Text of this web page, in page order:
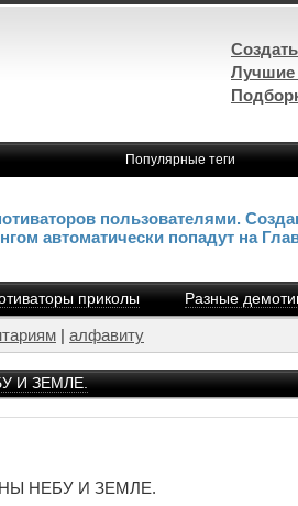
Популярные теги
пользователями.
автоматически попадут на
приколы Разные
| алфавиту
И ЗЕМЛЕ.
НЕБУ И ЗЕМЛЕ.
Лучшие